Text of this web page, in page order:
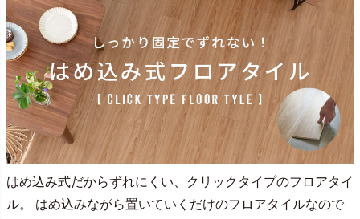
はめ込み式だからずれにくい、クリックタイプのフロアタイ
ル。 はめ込みながら置いていくだけのフロアタイルなので